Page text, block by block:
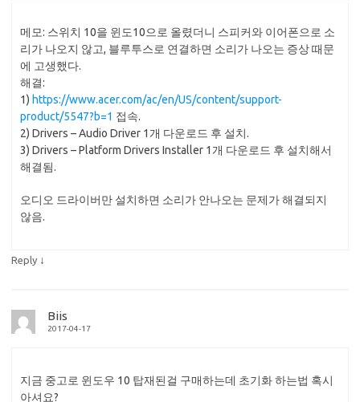
메모: 스위치 10을 윈도10으로 올렸더니 스피커와 이어폰으로 소
리가 나오지 않고, 블루투스로 연결하면 소리가 나오는 증상 때문
에 고생했다.
해결:
1) https://www.acer.com/ac/en/US/content/support-
product/5547?b=1 접속.
2) Drivers – Audio Driver 1개 다운로드 후 설치.
3) Drivers – Platform Drivers Installer 1개 다운로드 후 설치해서
해결됨.
오디오 드라이버만 설치하면 소리가 안나오는 문제가 해결되지
않음.
Reply ↓
Biis
2017-04-17
지금 중고로 윈도우 10 탑재된걸 구매하는데 초기화 하는법 혹시
아셔요?